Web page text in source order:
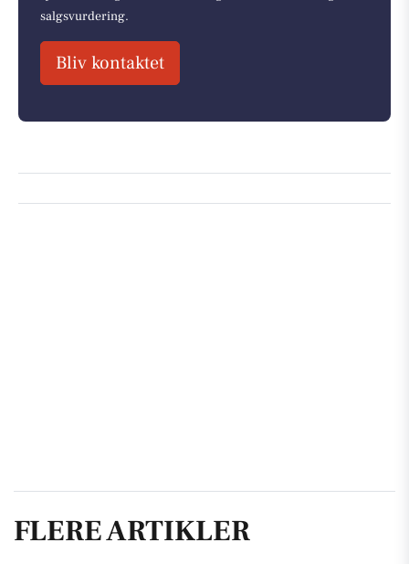
salgsvurdering.
Bliv kontaktet
FLERE ARTIKLER